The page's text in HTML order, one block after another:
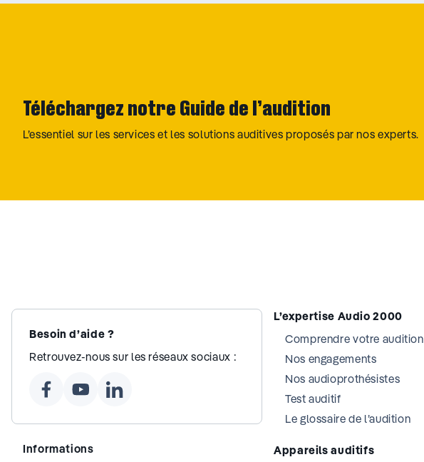
Téléchargez notre Guide de l’audition
L’essentiel sur les services et les solutions auditives proposés par nos experts.
Besoin d’aide ?
Retrouvez-nous sur les réseaux sociaux :
Informations
L’expertise Audio 2000
Comprendre votre audition
Nos engagements
Nos audioprothésistes
Test auditif
Le glossaire de l’audition
Appareils auditifs